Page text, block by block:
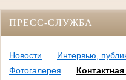
ПРЕСС-СЛУЖБА
Новости
Интервью,
Фотогалерея